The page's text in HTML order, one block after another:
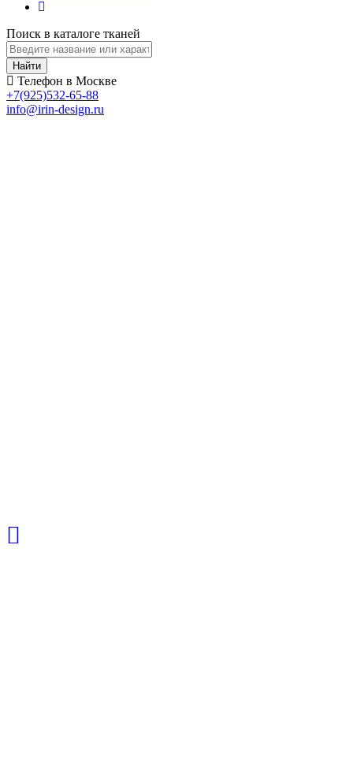
Поиск в каталоге тканей
Найти
Телефон в Москве
+7(925)532-65-88
info@irin-design.ru